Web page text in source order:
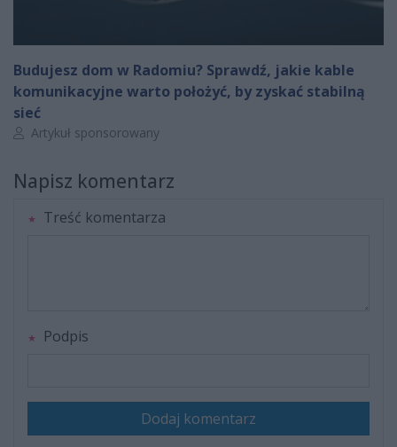
Budujesz dom w Radomiu? Sprawdź, jakie kable
komunikacyjne warto położyć, by zyskać stabilną
sieć
Autor artykułu:
Artykuł sponsorowany
Napisz komentarz
Treść komentarza
Podpis
Dodaj komentarz